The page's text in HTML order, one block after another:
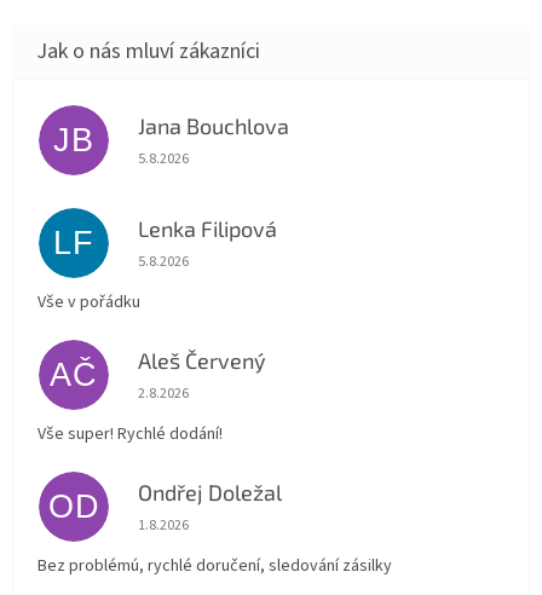
JB Jana Bouchlova
Hodnocení obchodu je 5 z 5 hvězdiček.
5.8.2026
LF Lenka Filipová
Hodnocení obchodu je 5 z 5 hvězdiček.
5.8.2026
Vše v pořádku
AČ Aleš Červený
Hodnocení obchodu je 5 z 5 hvězdiček.
2.8.2026
Vše super! Rychlé dodání!
OD Ondřej Doležal
Hodnocení obchodu je 5 z 5 hvězdiček.
1.8.2026
Bez problémú, rychlé doručení, sledování zásilky